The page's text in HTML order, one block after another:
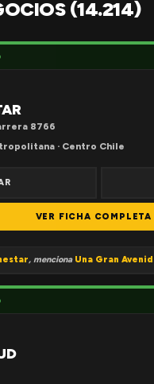
(14.214)
8766
· Centro Chile
VER FICHA
, menciona Una Gran